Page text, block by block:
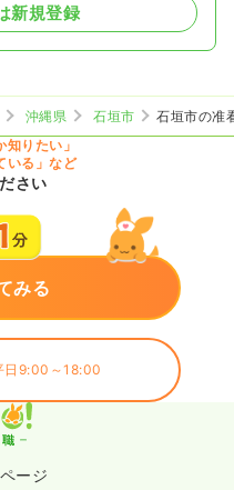
新規登録
沖縄県 石垣市
石垣市の准
知りたい」
いる」など
さい
みる
日9:00～18:00
ージ